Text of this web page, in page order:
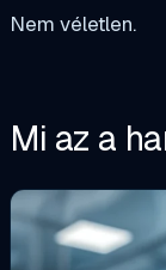
Nem véletlen.
Mi az a